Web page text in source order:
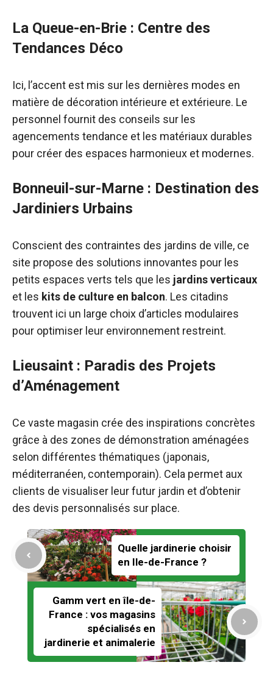
La Queue-en-Brie : Centre des
Tendances Déco
Ici, l’accent est mis sur les dernières modes en
matière de décoration intérieure et extérieure. Le
personnel fournit des conseils sur les
agencements tendance et les matériaux durables
pour créer des espaces harmonieux et modernes.
Bonneuil-sur-Marne : Destination des
Jardiniers Urbains
Conscient des contraintes des jardins de ville, ce
site propose des solutions innovantes pour les
petits espaces verts tels que les jardins verticaux
et les kits de culture en balcon. Les citadins
trouvent ici un large choix d’articles modulaires
pour optimiser leur environnement restreint.
Lieusaint : Paradis des Projets
d’Aménagement
Ce vaste magasin crée des inspirations concrètes
grâce à des zones de démonstration aménagées
selon différentes thématiques (japonais,
méditerranéen, contemporain). Cela permet aux
clients de visualiser leur futur jardin et d’obtenir
des devis personnalisés sur place.
Quelle jardinerie choisir
en Ile-de-France ?
Gamm vert en île-de-
France : vos magasins
spécialisés en
jardinerie et animalerie